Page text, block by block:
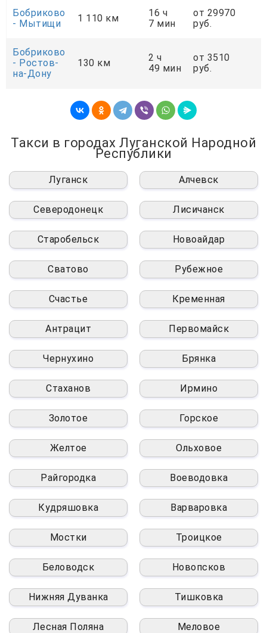
Бобриково
- Мытищи
1 110 км
16 ч
7 мин
от 29970
руб.
Бобриково
- Ростов-
на-Дону
130 км
2 ч
49 мин
от 3510
руб.
Такси в городах Луганской Народной
Республики
Луганск Алчевск
Северодонецк Лисичанск
Старобельск Новоайдар
Сватово Рубежное
Счастье Кременная
Антрацит Первомайск
Чернухино Брянка
Стаханов Ирмино
Золотое Горское
Желтое Ольховое
Райгородка Воеводовка
Кудряшовка Варваровка
Мостки Троицкое
Беловодск Новопсков
Нижняя Дуванка Тишковка
Лесная Поляна Меловое